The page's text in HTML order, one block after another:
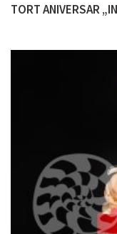
TORT ANIVERSAR